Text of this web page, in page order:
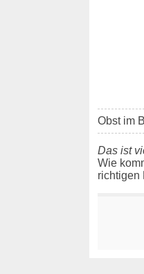
Obst im
Das ist
Wie
richtigen